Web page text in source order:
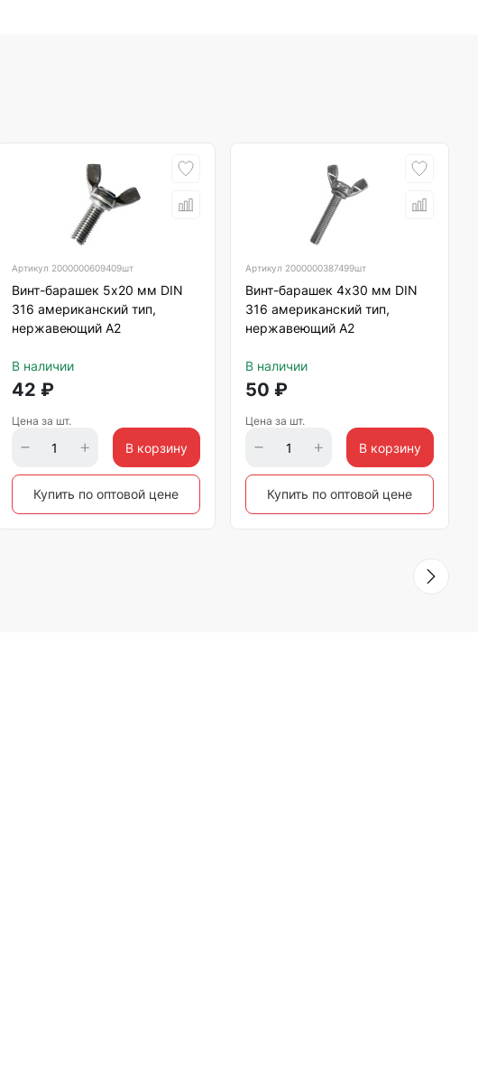
Артикул 2000000609409шт
Винт-барашек 5х20 мм DIN
316 американский тип,
нержавеющий А2
В наличии
42 ₽
Цена за шт.
В корзину
Купить по оптовой цене
Артикул 2000000387499шт
Винт-барашек 4х30 мм DIN
316 американский тип,
нержавеющий А2
В наличии
50 ₽
Цена за шт.
В корзину
Купить по оптовой цене